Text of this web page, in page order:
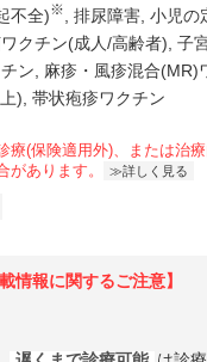
不全)※ 排尿障害 小児の
クチン(成人/高齢者) 子
ン 麻疹・風疹混合(MR)
) 帯状疱疹ワクチン
療(保険適用外)、または治
があります。
詳しく見る
載情報に関するご注意】